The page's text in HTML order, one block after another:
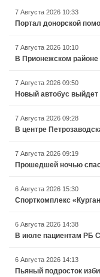
7 Августа 2026 10:33
Портал донорской
7 Августа 2026 10:10
В Прионежском
7 Августа 2026 09:50
Новый автобус
7 Августа 2026 09:28
В центре
7 Августа 2026 09:19
Прошедшей ночью
6 Августа 2026 15:30
Спорткомплекс
6 Августа 2026 14:38
В июле пациентам РБ
6 Августа 2026 14:13
Пьяный подросток